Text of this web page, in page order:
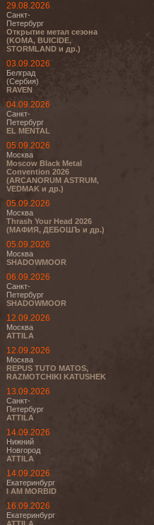
29.08.2026
Санкт-
Петербург
Открытие метал сезона
(KOMA, BUICIDE,
STORMLAND и др.)
03.09.2026
Белград
(Сербия)
RAVEN
04.09.2026
Санкт-
Петербург
EL MENTAL
05.09.2026
Москва
Moscow Black Metal
Convention 2026
(ARCANORUM ASTRUM,
VEDMAK и др.)
05.09.2026
Москва
Thrash Your Head 2026
(МАФИЯ, ДЕБОШЪ и др.)
05.09.2026
Москва
SHADOWMOOR
06.09.2026
Санкт-
Петербург
SHADOWMOOR
12.09.2026
Москва
ATTILA
12.09.2026
Москва
REPUS TUTO MATOS,
RAZMOTCHIKI KATUSHEK
13.09.2026
Санкт-
Петербург
ATTILA
14.09.2026
Нижний
Новгород
ATTILA
14.09.2026
Екатеринбург
I AM MORBID
16.09.2026
Екатеринбург